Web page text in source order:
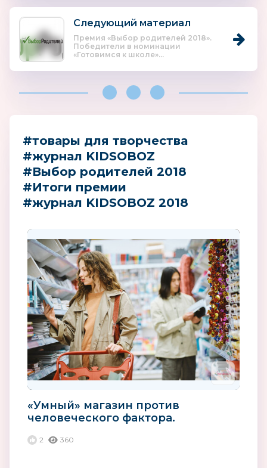
Следующий материал
Премия «Выбор родителей 2018».
Победители в номинации
«Готовимся к школе»...
#товары для творчества
#журнал KIDSOBOZ
#Выбор родителей 2018
#Итоги премии
#журнал KIDSOBOZ 2018
«Умный» магазин против
человеческого фактора.
2 360